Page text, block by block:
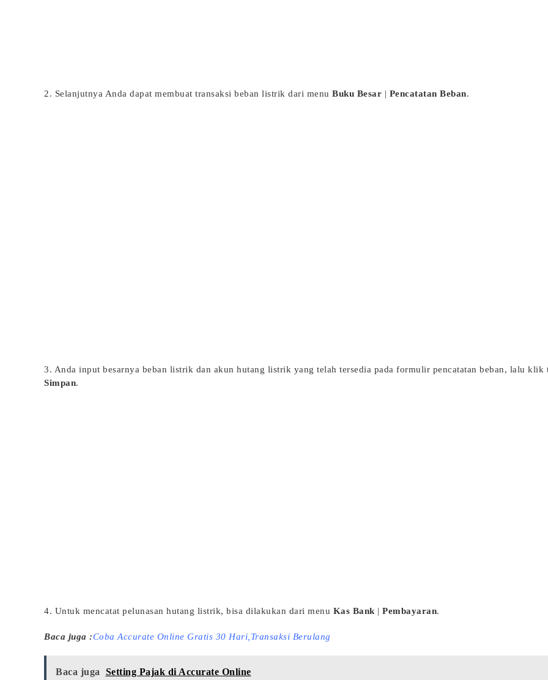
2. Selanjutnya Anda dapat membuat transaksi beban listrik dari menu Buku Besar | Pencatatan Beban.
3. Anda input besarnya beban listrik dan akun hutang listrik yang telah tersedia pada formulir pencatatan beban, lalu klik
Simpan.
4. Untuk mencatat pelunasan hutang listrik, bisa dilakukan dari menu Kas Bank | Pembayaran.
Baca juga :Coba Accurate Online Gratis 30 Hari, Transaksi Berulang
Baca juga Setting Pajak di Accurate Online